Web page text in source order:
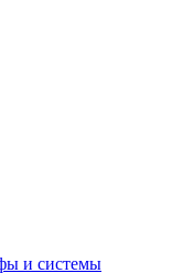
и системы